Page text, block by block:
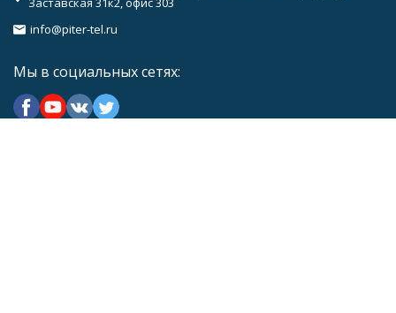
info@piter-tel.ru
Мы в социальных сетях: